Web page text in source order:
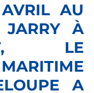
AU
JARRY À
LE
A